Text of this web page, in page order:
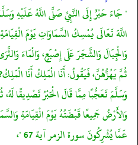
" جَاءَ حَبْرٌ إِلَى النَّبِيِّ صَلَّى اللَّهُ عَلَيْهِ
اللَّهَ تَعَالَى يُمْسِكُ السَّمَاوَاتِ يَوْمَ
وَالْجِبَالَ وَالشَّجَرَ عَلَى إِصْبَعٍ، وَالْمَاءَ
ثُمَّ يَهُزُّهُنَّ، فَيَقُولُ: أَنَا الْمَلِكُ أَنَا
وَسَلَّمَ تَعَجُّبًا مِمَّا قَالَ الْحَبْرُ تَصْدِيقًا لَهُ،
وَالأَرْضُ جَمِيعًا قَبْضَتُهُ يَوْمَ الْقِيَامَةِ
عَمَّا يُشْرِكُونَ سورة الزمر آية 67 "،